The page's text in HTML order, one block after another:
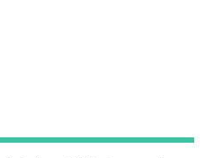
around the world to
customer